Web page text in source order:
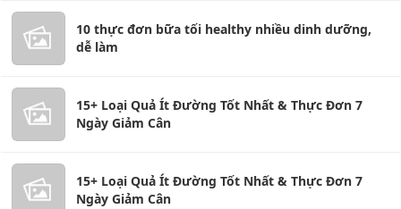
10 thực đơn bữa tối healthy nhiều dinh dưỡng,
dễ làm
15+ Loại Quả Ít Đường Tốt Nhất & Thực Đơn 7
Ngày Giảm Cân
15+ Loại Quả Ít Đường Tốt Nhất & Thực Đơn 7
Ngày Giảm Cân